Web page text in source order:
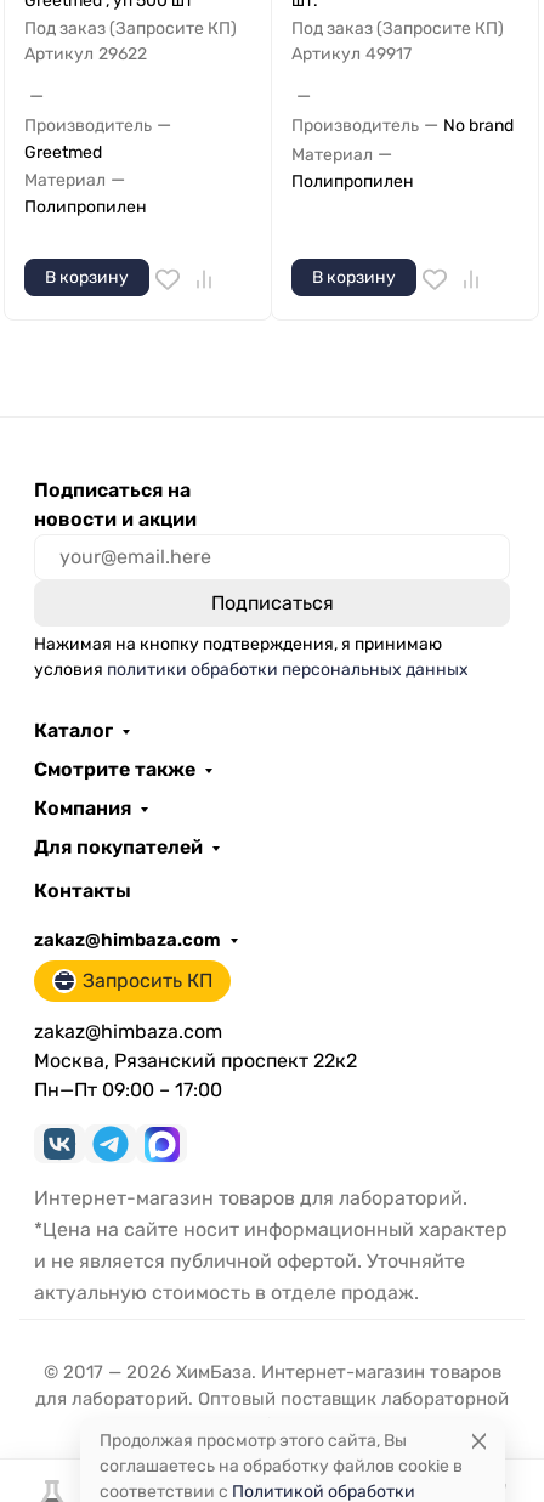
Под заказ (Запросите КП)
Артикул 29622
—
Производитель —
Greetmed
Материал —
Полипропилен
В корзину
Под заказ (Запросите КП)
Артикул 49917
—
Производитель — No brand
Материал —
Полипропилен
В корзину
Подписаться на
новости и акции
Нажимая на кнопку подтверждения, я принимаю
условия политики обработки персональных данных
Каталог
Смотрите также
Компания
Для покупателей
Контакты
zakaz@himbaza.com
Запросить КП
zakaz@himbaza.com
Москва, Рязанский проспект 22к2
Пн—Пт 09:00 – 17:00
Интернет-магазин товаров для лабораторий.
*Цена на сайте носит информационный характер
и не является публичной офертой. Уточняйте
актуальную стоимость в отделе продаж.
© 2017 — 2026 ХимБаза. Интернет-магазин товаров
для лабораторий. Оптовый поставщик лабораторной
Продолжая просмотр этого сайта, Вы
соглашаетесь на обработку файлов cookie в
соответствии с Политикой обработки